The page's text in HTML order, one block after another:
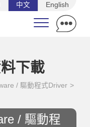
中文 English
下載
/ 驅動程式Driver >
/ 驅動程